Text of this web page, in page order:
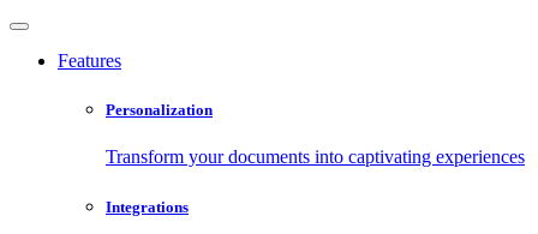
Features
Personalization
Transform your documents into captivating experiences
Integrations